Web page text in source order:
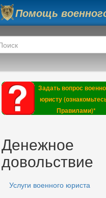
содержанию
Помощь
поиска
Задать вопрос
юристу
Правилами)*
Денежное
довольствие
Услуги военного юриста